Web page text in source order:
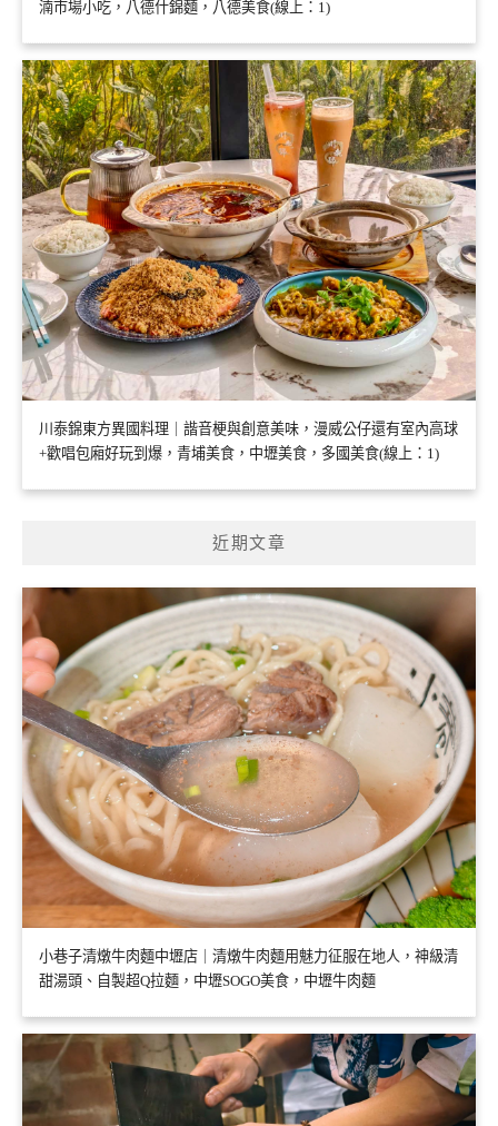
湳市場小吃，八德什錦麵，八德美食(線上：1)
川泰錦東方異國料理｜諧音梗與創意美味，漫威公仔還有室內高球
+歡唱包廂好玩到爆，青埔美食，中壢美食，多國美食(線上：1)
近期文章
小巷子清燉牛肉麵中壢店｜清燉牛肉麵用魅力征服在地人，神級清
甜湯頭、自製超Q拉麵，中壢SOGO美食，中壢牛肉麵